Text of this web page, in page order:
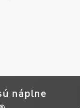
náplne